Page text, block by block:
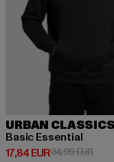
URBAN CLASSICS
Basic Essential
17,84 EUR
Derzeitiger Preis: 17,84
34,99 EUR